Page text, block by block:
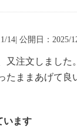
14| 公開日：2025/
注文しました
ままあげて
います